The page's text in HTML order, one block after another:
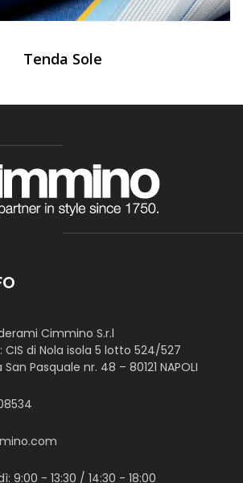
Tenda Sole
Cimmino S.r.l
di Nola isola 5 lotto 524/527
Pasquale nr. 48 – 80121 NAPOLI
9:00 - 13:30 / 14:30 - 18:00